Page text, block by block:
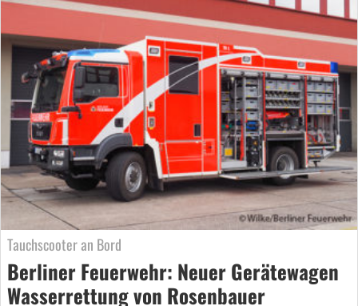
Tauchscooter an Bord
Berliner Feuerwehr: Neuer Gerätewagen
Wasserrettung von Rosenbauer